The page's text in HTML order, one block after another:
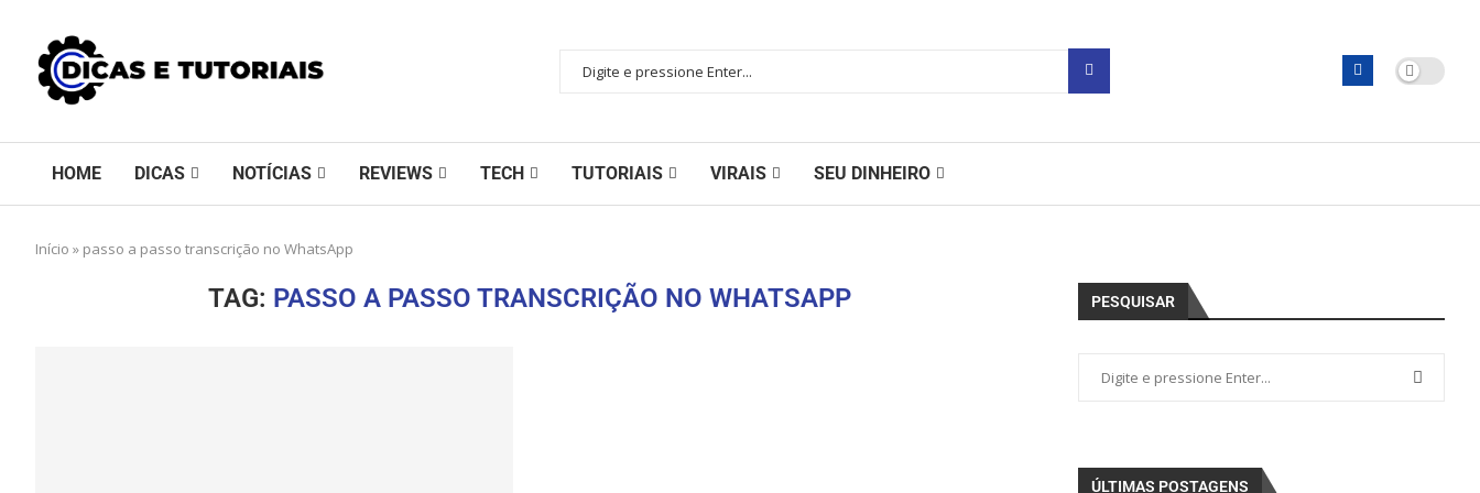
HOME DICAS NOTÍCIAS REVIEWS TECH TUTORIAIS VIRAIS SEU DINHEIRO
Início » passo a passo transcrição no WhatsApp
TAG: PASSO A PASSO TRANSCRIÇÃO NO WHATSAPP PESQUISAR
ÚLTIMAS POSTAGENS